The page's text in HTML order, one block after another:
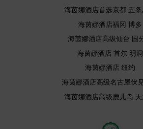
海茵娜酒店首选京都 五
海茵娜酒店福冈 博多
海茵娜酒店高级仙台 国
海茵娜酒店 首尔 明洞
海茵娜酒店 纽约
海茵娜酒店高级名古屋伏
海茵娜酒店高级鹿儿岛